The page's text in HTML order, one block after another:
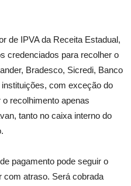
de IPVA da Receita Estadual,
credenciados para recolher o
Bradesco, Sicredi, Banco
com exceção do
recolhimento apenas
tanto no caixa interno do
pagamento pode seguir o
com atraso. Será cobrada